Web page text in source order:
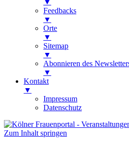
▼
Feedbacks
▼
Orte
▼
Sitemap
▼
Abonnieren des
▼
Kontakt
▼
Impressum
Datenschutz
Kölner Frauenportal
Veranstaltungen für
Zum Inhalt springen